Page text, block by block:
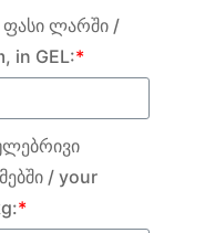
ფასი ლარში /
in GEL:*
/ your
*